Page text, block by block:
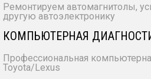
Ремонтируем автомагнитолы,
другую автоэлектронику
КОМПЬЮТЕРНАЯ
Профессиональная
Toyota/Lexus